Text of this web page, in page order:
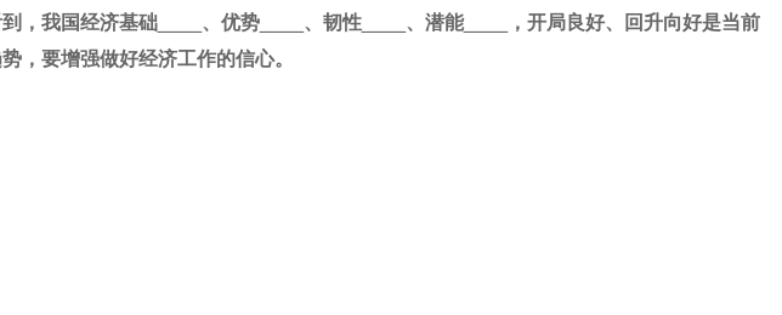
，我国经济基础____、优势____、韧性____、潜能____，开局良好、回升向好是当前
，要增强做好经济工作的信心。